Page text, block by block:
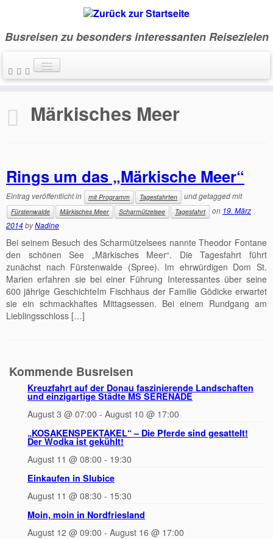
Busreisen zu besonders interessanten Reisezielen
Home » Alle bevorstehenden Reisen » Märkisches Meer
Märkisches Meer
Rings um das „Märkische Meer“
Eintrag veröffentlicht in mit Programm Tagesfahrten und getagged mit
Fürstenwalde Märkisches Meer Scharmützelsee Tagesfahrt on 19. März
2014byNadine
Bei seinem Besuch des Scharmützelsees nannte Theodor Fontane
den schönen See „Märkisches Meer“. Die Tagesfahrt führt
zunächst nach Fürstenwalde (Spree). Im ehrwürdigen Dom St.
Marien erfahren sie bei einer Führung Interessantes über seine
600 jährige GeschichteIm Fischhaus der Familie Gödicke erwartet
sie ein schmackhaftes Mittagsessen. Bei einem Rundgang am
Lieblingsschloss […]
Kommende Busreisen
Kreuzfahrt auf der Donau faszinierende Landschaften
und einzigartige Städte MS SERENADE
August 3 @ 07:00 - August 10 @ 17:00
„KOSAKENSPEKTAKEL“ – Die Pferde sind gesattelt!
Der Wodka ist gekühlt!
August 11 @ 08:00 - 19:30
Einkaufen in Slubice
August 11 @ 08:30 - 15:30
Moin, moin in Nordfriesland
August 12 @ 09:00 - August 16 @ 17:00